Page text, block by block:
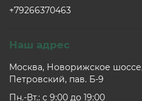
+79266370463
Наш адрес
Москва, Новорижское
Петровский, пав. Б-9
Пн.-Вт.: c 9:00 до 19:00